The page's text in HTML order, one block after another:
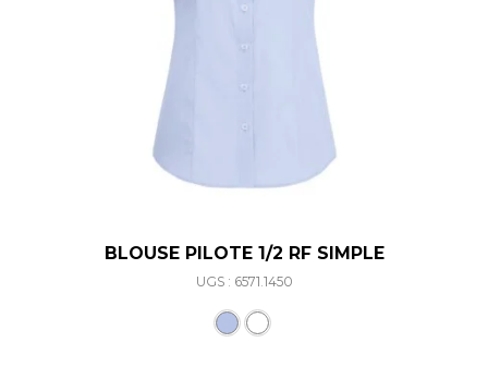
BLOUSE PILOTE 1/2 RF SIMPLE
UGS : 6571.1450